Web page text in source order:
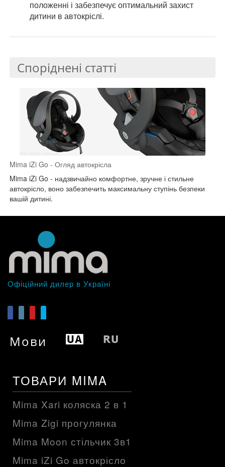
положенні і забезпечує оптимальний захист
дитини в автокріслі.
Споріднені статті
Mima iZi Go - Огляд автокрісла
Mima iZi Go - надзвичайно комфортне, зручне і стильне
автокрісло, воно забезпечить максимальну ступінь безпеки
вашій дитині.
Офіційний дилер в Україні
Мови
ТОВАРИ MIMA
Mima Xari коляска 2 в 1
Mima Zigi прогулянка
Mima Moon стільчик 3в1
Mima iZi Go автокрісло